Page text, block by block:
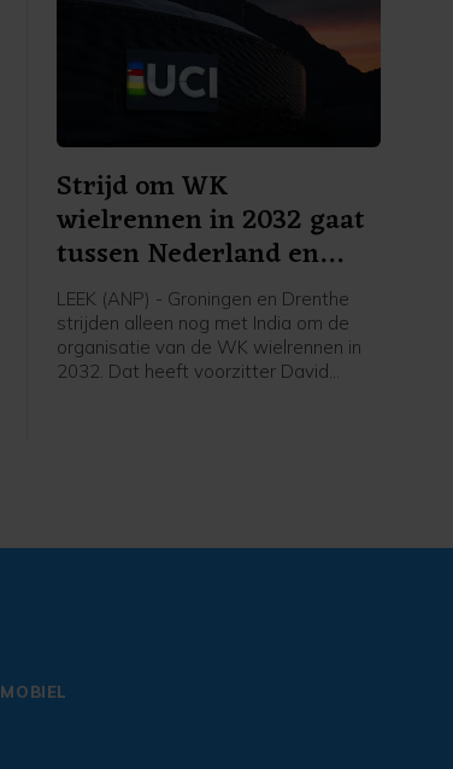
Strijd om WK
wielrennen in 2032 gaat
tussen Nederland en
India
LEEK (ANP) - Groningen en Drenthe
strijden alleen nog met India om de
organisatie van de WK wielrennen in
2032. Dat heeft voorzitter David
MOBIEL